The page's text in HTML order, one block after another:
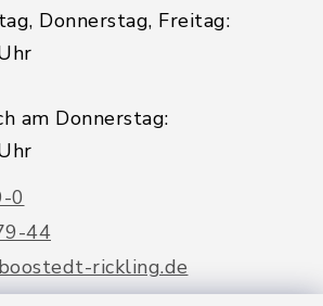
Donnerstag, Freitag:
am Donnerstag:
0
44
rickling.de